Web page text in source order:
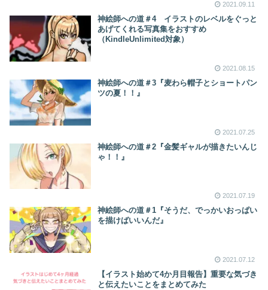
2021.09.11
神絵師への道＃4 イラストのレベルをぐっと
あげてくれる写真集をおすすめ
（KindleUnlimited対象）
2021.08.15
神絵師への道＃3『麦わら帽子とショートパン
ツの夏！！』
2021.07.25
神絵師への道＃2『金髪ギャルが描きたいんじ
ゃ！！』
2021.07.19
神絵師への道＃1『そうだ、でっかいおっぱい
を描けばいいんだ』
2021.07.12
【イラスト始めて4か月目報告】重要な気づき
と伝えたいことをまとめてみた